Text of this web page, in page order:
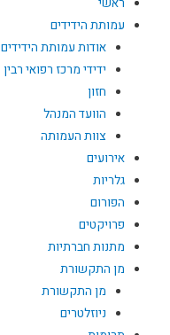
ראשי
עמותת הידידים
אודות עמותת הידידים
ידידי מרכז רפואי רבין
חזון
הוועד המנהל
צוות העמותה
אירועים
גלריות
הפורום
פרויקטים
מתנות חברתיות
מן התקשורת
מן התקשורת
ניוזלטרים